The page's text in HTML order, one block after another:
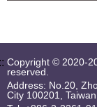
Copyright © 2020-
reserved.
Address: No.20,
City 100201,